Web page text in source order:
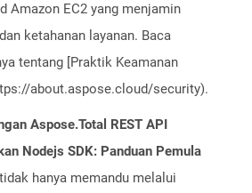
Amazon EC2 yang menjamin
ketahanan layanan. Baca
tentang [Praktik Keamanan
about.aspose.cloud/security).
Aspose.Total REST API
Nodejs SDK: Panduan Pemula
tidak hanya memandu melalui